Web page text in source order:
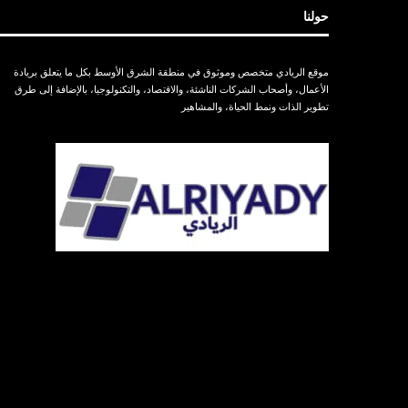
حولنا
موقع الريادي متخصص وموثوق في منطقة الشرق الأوسط بكل ما يتعلق بريادة
الأعمال، وأصحاب الشركات الناشئة، والاقتصاد، والتكنولوجيا، بالإضافة إلى طرق
تطوير الذات ونمط الحياة، والمشاهير